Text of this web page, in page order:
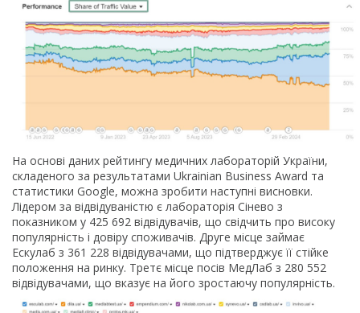
На основі даних рейтингу медичних лабораторій України,
складеного за результатами Ukrainian Business Award та
статистики Google, можна зробити наступні висновки.
Лідером за відвідуваністю є лабораторія Сінево з
показником у 425 692 відвідувачів, що свідчить про високу
популярність і довіру споживачів. Друге місце займає
Ескулаб з 361 228 відвідувачами, що підтверджує її стійке
положення на ринку. Третє місце посів МедЛаб з 280 552
відвідувачами, що вказує на його зростаючу популярність.